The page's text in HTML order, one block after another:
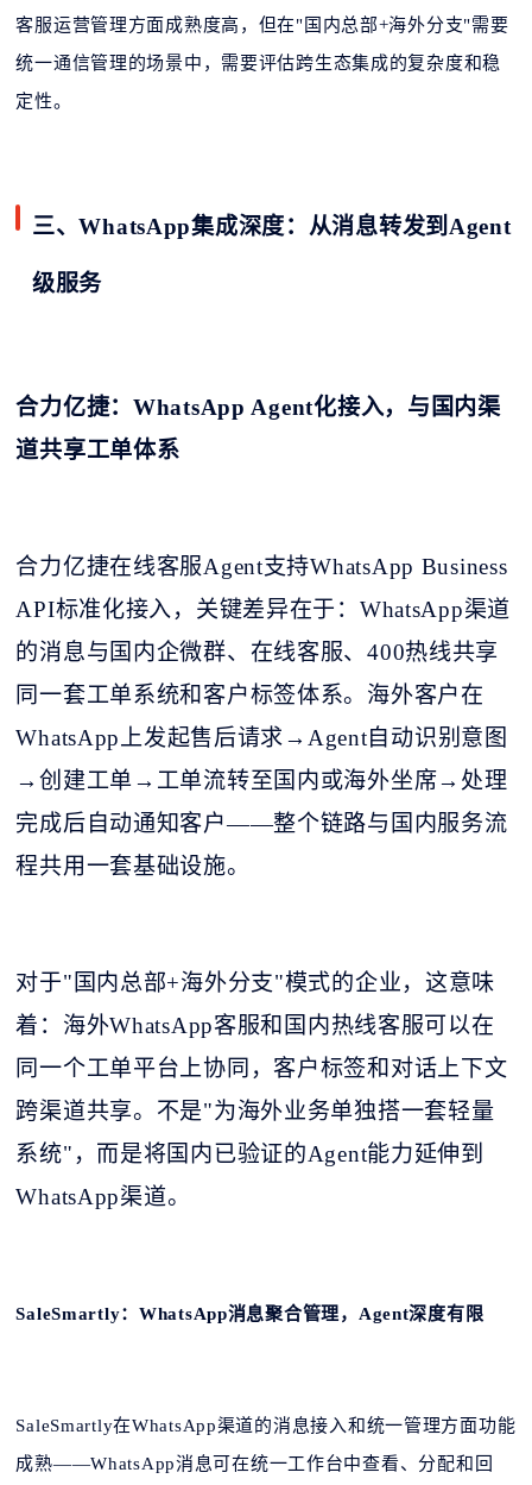
客服运营管理方面成熟度高，但在"国内总部+海外分支"需要
统一通信管理的场景中，需要评估跨生态集成的复杂度和稳
定性。
三、WhatsApp集成深度：从消息转发到Agent
级服务
合力亿捷：WhatsApp Agent化接入，与国内渠
道共享工单体系
合力亿捷在线客服Agent支持WhatsApp Business
API标准化接入，关键差异在于：WhatsApp渠道
的消息与国内企微群、在线客服、400热线共享
同一套工单系统和客户标签体系。海外客户在
WhatsApp上发起售后请求→Agent自动识别意图
→创建工单→工单流转至国内或海外坐席→处理
完成后自动通知客户——整个链路与国内服务流
程共用一套基础设施。
对于"国内总部+海外分支"模式的企业，这意味
着：海外WhatsApp客服和国内热线客服可以在
同一个工单平台上协同，客户标签和对话上下文
跨渠道共享。不是"为海外业务单独搭一套轻量
系统"，而是将国内已验证的Agent能力延伸到
WhatsApp渠道。
SaleSmartly：WhatsApp消息聚合管理，Agent深度有限
SaleSmartly在WhatsApp渠道的消息接入和统一管理方面功能
成熟——WhatsApp消息可在统一工作台中查看、分配和回